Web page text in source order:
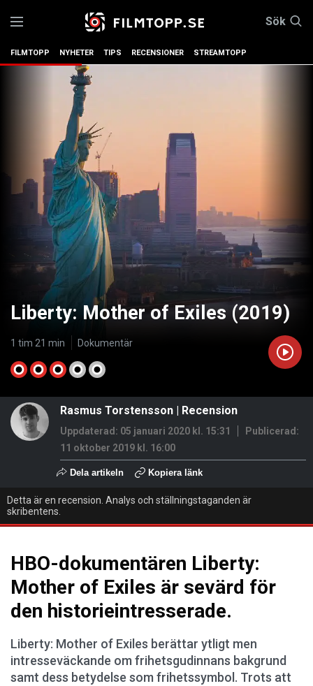
Sök
FILMTOPP NYHETER TIPS RECENSIONER STREAMTOPP
Liberty: Mother of Exiles (2019)
1 tim 21 min Dokumentär
Rasmus Torstensson | Recension
Uppdaterad: 05 januari 2020 kl. 15:31
Publicerad:
11 oktober 2019 kl. 16:00
Dela artikeln Kopiera länk
Detta är en recension. Analys och ställningstaganden är
skribentens.
HBO-dokumentären Liberty:
Mother of Exiles är sevärd för
den historieintresserade.
Liberty: Mother of Exiles berättar ytligt men
intresseväckande om frihetsgudinnans bakgrund
samt dess betydelse som frihetssymbol. Trots att